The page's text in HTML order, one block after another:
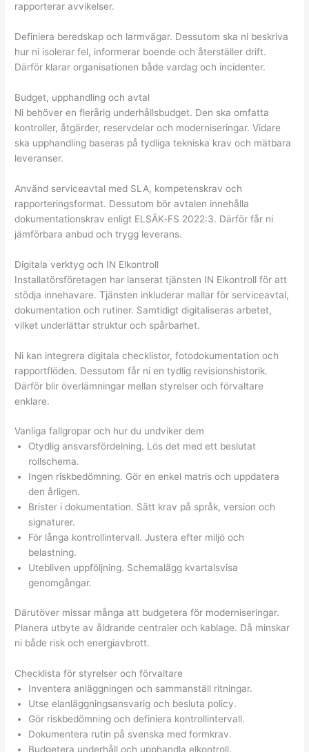
rapporterar avvikelser.
Definiera beredskap och larmvägar. Dessutom ska ni beskriva
hur ni isolerar fel, informerar boende och återställer drift.
Därför klarar organisationen både vardag och incidenter.
Budget, upphandling och avtal
Ni behöver en flerårig underhållsbudget. Den ska omfatta
kontroller, åtgärder, reservdelar och moderniseringar. Vidare
ska upphandling baseras på tydliga tekniska krav och mätbara
leveranser.
Använd serviceavtal med SLA, kompetenskrav och
rapporteringsformat. Dessutom bör avtalen innehålla
dokumentationskrav enligt ELSÄK‑FS 2022:3. Därför får ni
jämförbara anbud och trygg leverans.
Digitala verktyg och IN Elkontroll
Installatörsföretagen har lanserat tjänsten IN Elkontroll för att
stödja innehavare. Tjänsten inkluderar mallar för serviceavtal,
dokumentation och rutiner. Samtidigt digitaliseras arbetet,
vilket underlättar struktur och spårbarhet.
Ni kan integrera digitala checklistor, fotodokumentation och
rapportflöden. Dessutom får ni en tydlig revisionshistorik.
Därför blir överlämningar mellan styrelser och förvaltare
enklare.
Vanliga fallgropar och hur du undviker dem
Otydlig ansvarsfördelning. Lös det med ett beslutat
rollschema.
Ingen riskbedömning. Gör en enkel matris och uppdatera
den årligen.
Brister i dokumentation. Sätt krav på språk, version och
signaturer.
För långa kontrollintervall. Justera efter miljö och
belastning.
Utebliven uppföljning. Schemalägg kvartalsvisa
genomgångar.
Därutöver missar många att budgetera för moderniseringar.
Planera utbyte av åldrande centraler och kablage. Då minskar
ni både risk och energiavbrott.
Checklista för styrelser och förvaltare
Inventera anläggningen och sammanställ ritningar.
Utse elanläggningsansvarig och besluta policy.
Gör riskbedömning och definiera kontrollintervall.
Dokumentera rutin på svenska med formkrav.
Budgetera underhåll och upphandla elkontroll.